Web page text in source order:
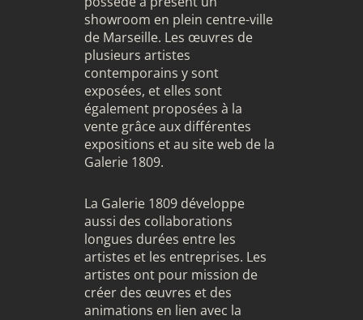
showroom en plein centre-ville
de Marseille. Les œuvres de
plusieurs artistes
contemporains y sont
exposées, et elles sont
également proposées à la
vente grâce aux différentes
expositions et au site web de la
Galerie 1809.
La Galerie 1809 développe
aussi des collaborations
longues durées entre les
artistes et les entreprises. Les
artistes ont pour mission de
créer des œuvres et des
animations en lien avec la